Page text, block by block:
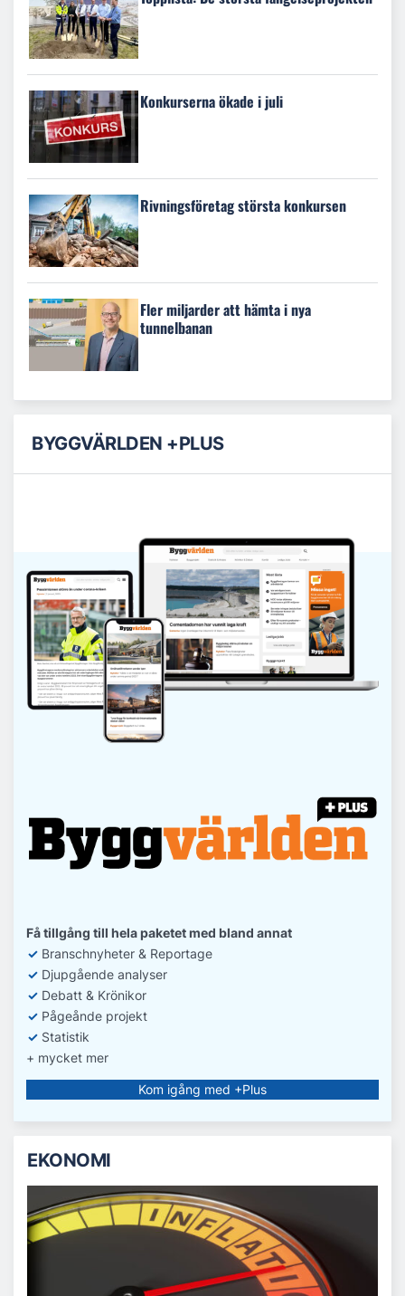
Konkurserna ökade i juli
Rivningsföretag största konkursen
Fler miljarder att hämta i nya
tunnelbanan
BYGGVÄRLDEN +PLUS
Få tillgång till hela paketet med bland annat
✓ Branschnyheter & Reportage
✓ Djupgående analyser
✓ Debatt & Krönikor
✓ Pågeånde projekt
✓ Statistik
+ mycket mer
Kom igång med +Plus
EKONOMI